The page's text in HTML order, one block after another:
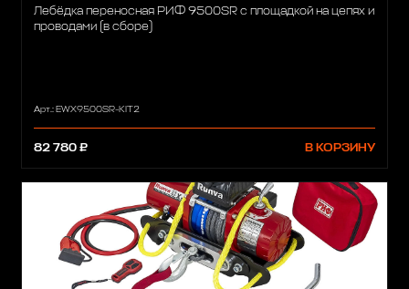
Лебёдка переносная РИФ 9500SR c площадкой на цепях и
проводами (в сборе)
Арт.: EWX9500SR-KIT2
82 780 ₽ В КОРЗИНУ